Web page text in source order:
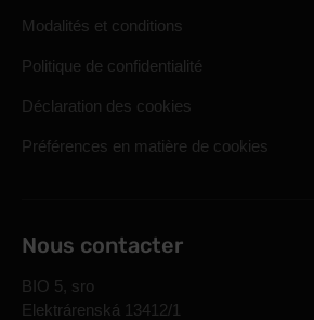
Modalités et conditions
Politique de confidentialité
Déclaration des cookies
Préférences en matière de cookies
Nous contacter
BIO 5, sro
Elektrárenská 13412/1